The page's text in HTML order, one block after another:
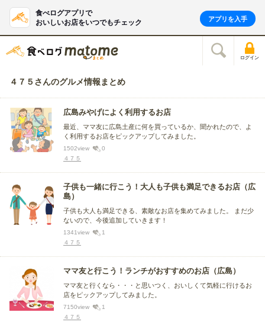
食べログアプリで
おいしいお店をいつでもチェック
アプリを入手
ログイン
４７５さんのグルメ情報まとめ
広島みやげによく利用するお店
最近、ママ友に広島土産に何を買っているか、聞かれたので、よ
く利用するお店をピックアップしてみました。
1502view
0
４７５
子供も一緒に行こう！大人も子供も満足できるお店（広
島）
子供も大人も満足できる、素敵なお店を集めてみました。 まだ少
ないので、今後追加していきます！
1341view
1
４７５
ママ友と行こう！ランチがおすすめのお店（広島）
ママ友と行くなら・・・と思いつく、おいしくて気軽に行けるお
店をピックアップしてみました。
7150view
1
４７５